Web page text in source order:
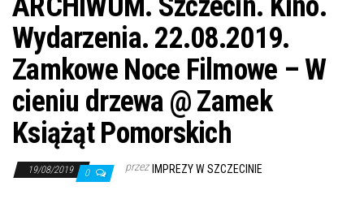
Wydarzenia. 22.08.2019.
Zamkowe Noce Filmowe – W
cieniu drzewa @ Zamek
Książąt Pomorskich
19/08/2019 0 przez IMPREZY W SZCZECINIE